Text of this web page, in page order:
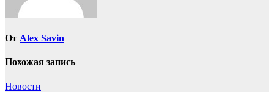
От Alex Savin
Похожая запись
Новости